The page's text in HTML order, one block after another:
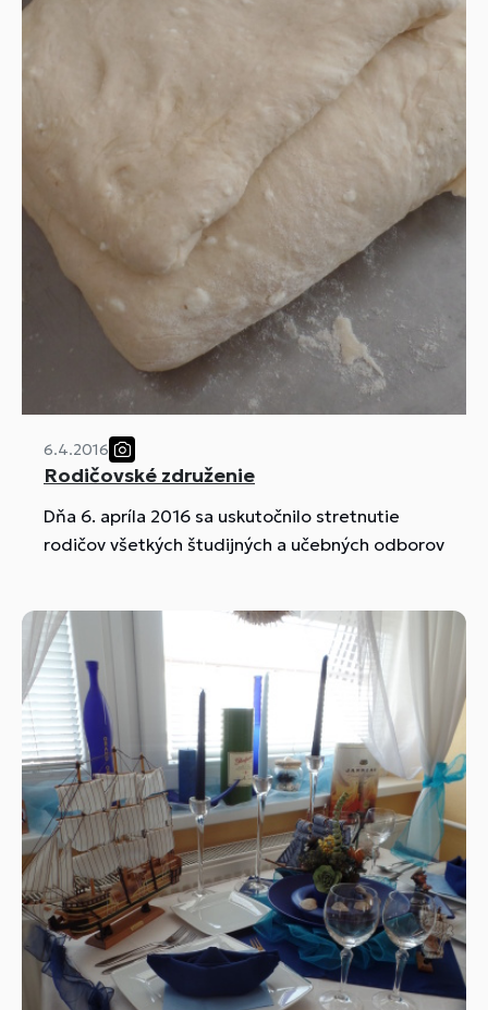
6.4.2016
Rodičovské združenie
Dňa 6. apríla 2016 sa uskutočnilo stretnutie
rodičov všetkých študijných a učebných odborov